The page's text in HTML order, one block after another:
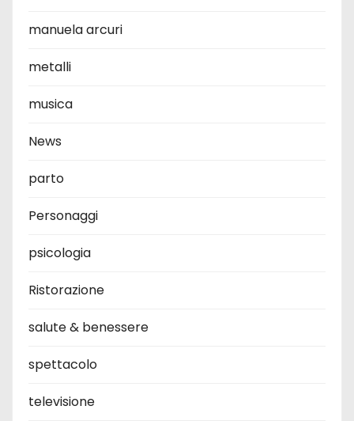
manuela arcuri
metalli
musica
News
parto
Personaggi
psicologia
Ristorazione
salute & benessere
spettacolo
televisione